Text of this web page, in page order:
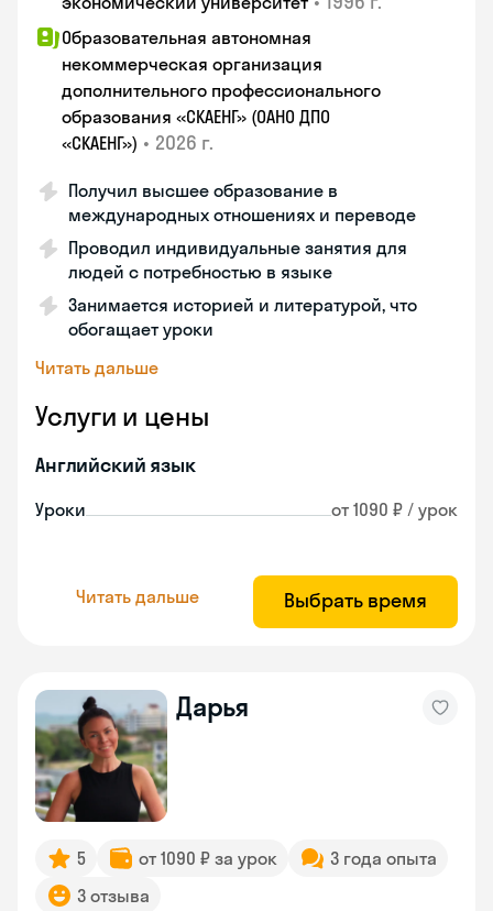
Образовательная автономная
некоммерческая организация
дополнительного профессионального
образования «СКАЕНГ» (ОАНО ДПО
«СКАЕНГ») • 2026 г.
Получил высшее образование в
международных отношениях и переводе
Проводил индивидуальные занятия для
людей с потребностью в языке
Занимается историей и литературой, что
обогащает уроки
Читать дальше
Услуги и цены
Английский язык
Уроки от 1090 ₽ / урок
Читать дальше Выбрать время
Дарья
5 от 1090 ₽ за урок
3 года опыта
3 отзыва